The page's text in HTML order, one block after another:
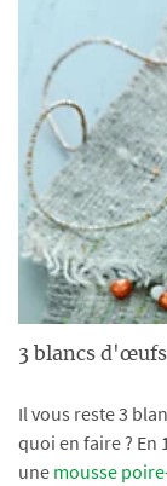
3 blancs d'œufs
Il vous reste 3
quoi en faire ?
une mousse